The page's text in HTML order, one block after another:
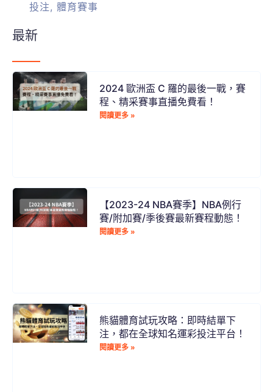
投注, 體育賽事
最新
2024 歐洲盃 C 羅的最後一戰，賽
程、精采賽事直播免費看！
閱讀更多 »
【2023-24 NBA賽季】NBA例行
賽/附加賽/季後賽最新賽程動態！
閱讀更多 »
熊貓體育試玩攻略：即時結單下
注，都在全球知名運彩投注平台！
閱讀更多 »